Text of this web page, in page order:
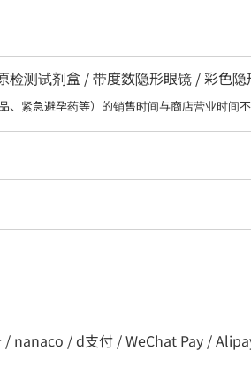
测试剂盒 / 带度数隐形眼镜 / 彩色隐
紧急避孕药等）的销售时间与商店营业时间不
nanaco / d支付 / WeChat Pay /